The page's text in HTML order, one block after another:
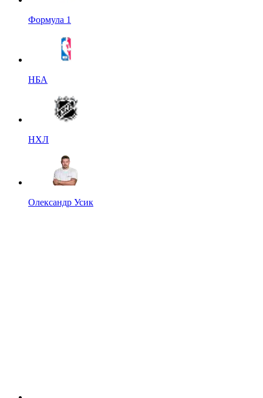
Формула 1
НБА
НХЛ
Олександр Усик